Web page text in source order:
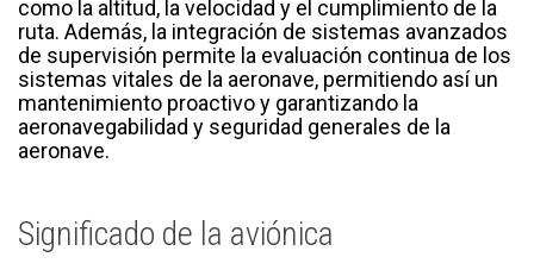
como la altitud, la velocidad y el cumplimiento de la
ruta. Además, la integración de sistemas avanzados
de supervisión permite la evaluación continua de los
sistemas vitales de la aeronave, permitiendo así un
mantenimiento proactivo y garantizando la
aeronavegabilidad y seguridad generales de la
aeronave.
Significado de la aviónica